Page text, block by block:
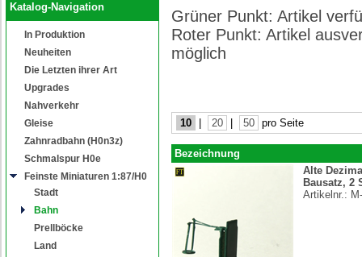
Katalog-Navigation
In Produktion
Neuheiten
Die Letzten ihrer Art
Upgrades
Nahverkehr
Gleise
Zahnradbahn (H0n3z)
Schmalspur H0e
Feinste Miniaturen 1:87/H0
Stadt
Bahn
Prellböcke
Land
Grüner Punkt: Artikel
Roter Punkt: Artikel
möglich
10 20 50 pro Seite
Bezeichnung
Alte
Bausatz, 2
Artikelnr.: